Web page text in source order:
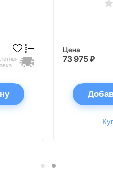
Цена
73 975 ₽